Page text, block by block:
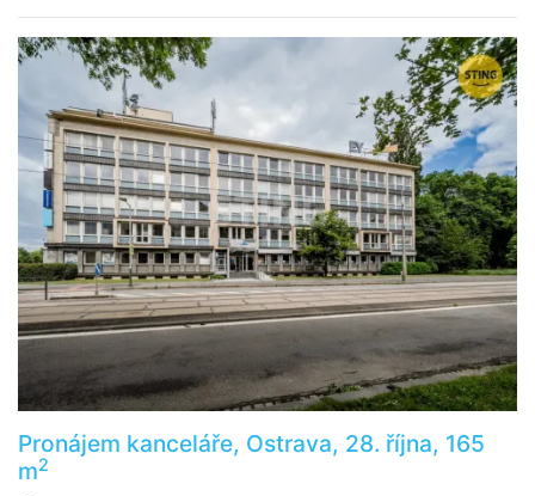
Pronájem kanceláře, Ostrava, 28. října, 165
m2